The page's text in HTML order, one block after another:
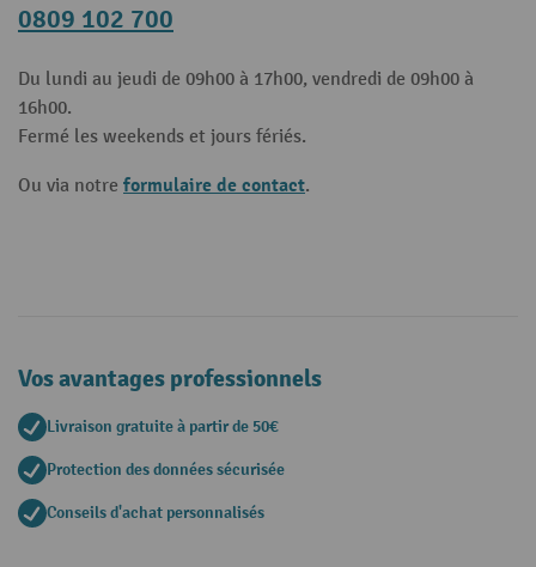
0809 102 700
Du lundi au jeudi de 09h00 à 17h00, vendredi de 09h00 à
16h00.
Fermé les weekends et jours fériés.
Ou via notre formulaire de contact.
Vos avantages professionnels
Livraison gratuite à partir de 50€
Protection des données sécurisée
Conseils d'achat personnalisés